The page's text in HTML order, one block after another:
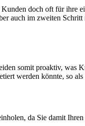
doch oft für
auch im zweiten
somit proaktiv, was
werden könnte, so
da Sie damit